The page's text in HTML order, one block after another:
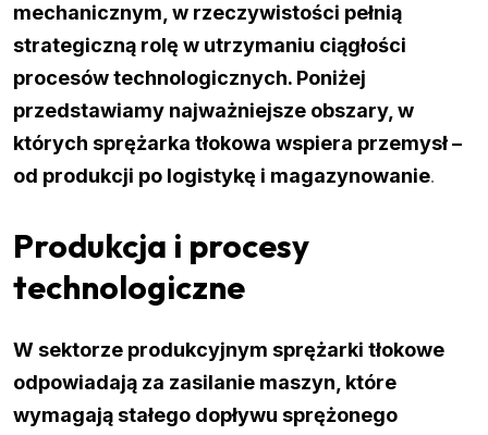
mechanicznym, w rzeczywistości pełnią
strategiczną rolę w utrzymaniu ciągłości
procesów technologicznych. Poniżej
przedstawiamy najważniejsze obszary, w
których sprężarka tłokowa wspiera przemysł –
od produkcji po logistykę i magazynowanie.
Produkcja i procesy
technologiczne
W sektorze produkcyjnym sprężarki tłokowe
odpowiadają za zasilanie maszyn, które
wymagają stałego dopływu sprężonego